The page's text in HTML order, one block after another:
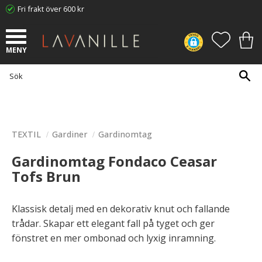
Fri frakt över 600 kr
TEXTIL Gardiner Gardinomtag
Gardinomtag Fondaco Ceasar
Tofs Brun
Klassisk detalj med en dekorativ knut och fallande
trådar. Skapar ett elegant fall på tyget och ger
fönstret en mer ombonad och lyxig inramning.